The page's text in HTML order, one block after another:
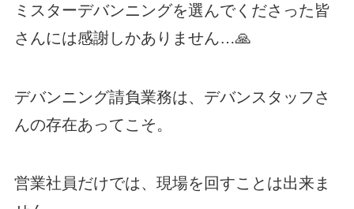
ミスターデバンニングを選んでくださった皆
さんには感謝しかありません…🙏
デバンニング請負業務は、デバンスタッフさ
んの存在あってこそ。
営業社員だけでは、現場を回すことは出来ま